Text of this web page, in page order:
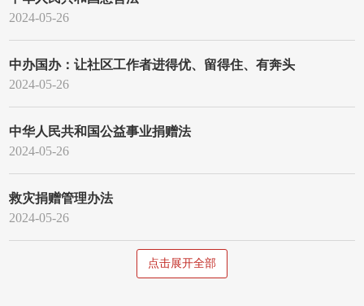
2024-05-26
中办国办：让社区工作者进得优、留得住、有奔头
2024-05-26
中华人民共和国公益事业捐赠法
2024-05-26
救灾捐赠管理办法
2024-05-26
点击展开全部